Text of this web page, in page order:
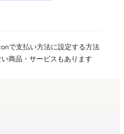
で支払い方法に設定する方法
商品・サービスもあります